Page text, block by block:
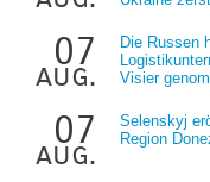
07
aug.
Die Russen
Visier
07
aug.
Selenskyj
Region